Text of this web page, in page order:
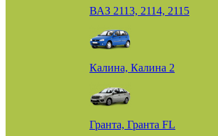
ВАЗ 2113, 2114, 2115
Калина, Калина 2
Гранта, Гранта FL